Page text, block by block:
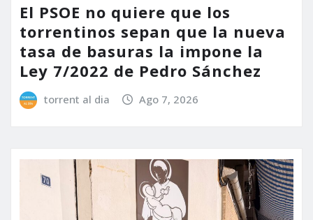
El PSOE no quiere que los
torrentinos sepan que la nueva
tasa de basuras la impone la
Ley 7/2022 de Pedro Sánchez
torrent al dia Ago 7, 2026